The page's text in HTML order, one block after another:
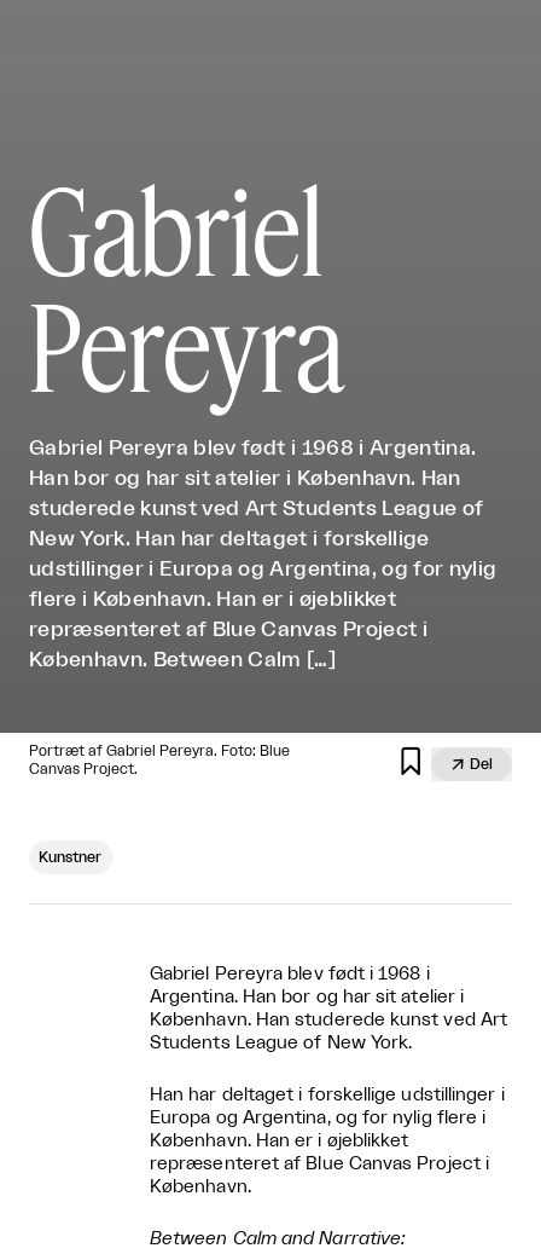
Gabriel
Pereyra
Gabriel Pereyra blev født i 1968 i Argentina.
Han bor og har sit atelier i København. Han
studerede kunst ved Art Students League of
New York. Han har deltaget i forskellige
udstillinger i Europa og Argentina, og for nylig
flere i København. Han er i øjeblikket
repræsenteret af Blue Canvas Project i
København. Between Calm […]
Portræt af Gabriel Pereyra. Foto: Blue
Canvas Project.
  Del
Kunstner
Gabriel Pereyra blev født i 1968 i
Argentina. Han bor og har sit atelier i
København. Han studerede kunst ved Art
Students League of New York.
Han har deltaget i forskellige udstillinger i
Europa og Argentina, og for nylig flere i
København. Han er i øjeblikket
repræsenteret af Blue Canvas Project i
København.
Between Calm and Narrative: